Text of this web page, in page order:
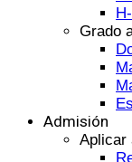
Grado
Admisión
Aplicar